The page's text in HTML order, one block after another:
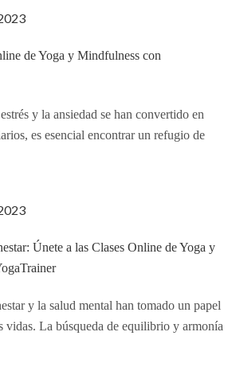
de Yoga y Mindfulness con
y la ansiedad se han convertido en
es esencial encontrar un refugio de
Únete a las Clases Online de Yoga y
y la salud mental han tomado un papel
vidas. La búsqueda de equilibrio y armonía